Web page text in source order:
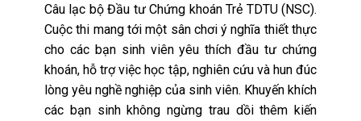
Câu lạc bộ Đầu tư Chứng khoán Trẻ TDTU (NSC).
Cuộc thi mang tới một sân chơi ý nghĩa thiết thực
cho các bạn sinh viên yêu thích đầu tư chứng
khoán, hỗ trợ việc học tập, nghiên cứu và hun đúc
lòng yêu nghề nghiệp của sinh viên. Khuyến khích
các bạn sinh không ngừng trau dồi thêm kiến